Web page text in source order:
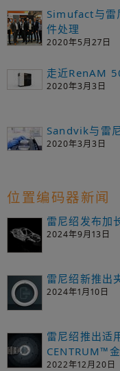
Simufact与雷
件处理
2020年5月27日
走近RenAM
2020年3月3日
Sandvik与雷
2020年3月3日
位置编码器新闻
雷尼绍发布加
2024年9月13日
雷尼绍新推出
2024年1月10日
雷尼绍推出适
CENTRUM™
2022年12月20日